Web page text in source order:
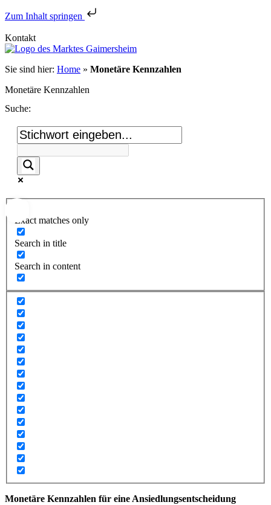
Zum Inhalt springen
Kontakt
Sie sind hier: Home » Monetäre Kennzahlen
Monetäre Kennzahlen
Suche:
Exact matches only
Search in title
Search in content
Monetäre Kennzahlen für eine Ansiedlungs­entscheidung